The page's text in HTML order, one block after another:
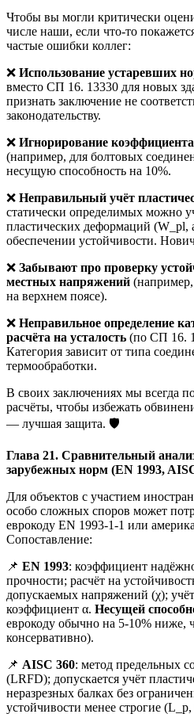
Чтобы вы могли критически
числе наши, если что-то
частые ошибки коллег:
❌ Использование устаревших
вместо СП 16. 13330 для новых
признать заключение не
законодательству.
❌ Игнорирование
(например, для болтовых
несущую способность на 10%.
❌ Неправильный учёт
статически определимых можно
пластических деформаций (W_pl,
обеспечении устойчивости.
❌ Забывают про проверку
местных напряжений
на верхнем поясе).
❌ Неправильное определение
расчёта на усталость (по СП 16.
Категория зависит от типа
термообработки.
В своих заключениях мы всегда
расчёты, чтобы избежать
— лучшая защита. 🛡️
Глава 21. Сравнительный
зарубежных норм (EN 1993,
Для объектов с участием
особо сложных споров может
еврокоду EN 1993-1-1 или
Сопоставление:
📌 EN 1993: коэффициент
прочности; расчёт на
допускаемых напряжений (χ);
коэффициент α. Несущей
еврокоду обычно на 5-10% ниже,
консервативно).
📌 AISC 360: метод предельных
(LRFD); допускается учёт
неразрезных балках без
устойчивости менее строгие